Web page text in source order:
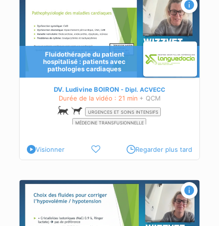
Fluidothérapie du patient
hospitalisé : patients avec
pathologies cardiaques
DV. Ludivine BOIRON Dipl. ACVECC
Durée de la vidéo : 21 min + QCM
URGENCES ET SOINS INTENSIFS
MÉDECINE TRANSFUSIONNELLE
Visionner Regarder plus tard